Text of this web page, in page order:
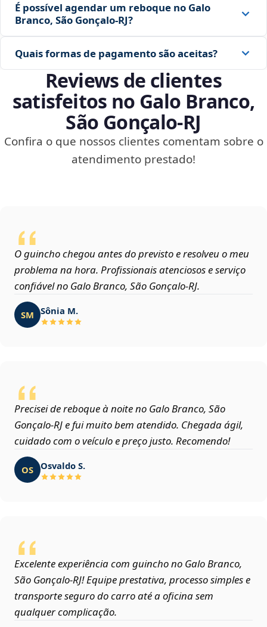
É possível agendar um reboque no Galo
Branco, São Gonçalo‑RJ?
Quais formas de pagamento são aceitas?
Reviews de clientes
satisfeitos no Galo Branco,
São Gonçalo‑RJ
Confira o que nossos clientes comentam sobre o
atendimento prestado!
O guincho chegou antes do previsto e resolveu o meu
problema na hora. Profissionais atenciosos e serviço
confiável no Galo Branco, São Gonçalo‑RJ.
SM Sônia M.
Precisei de reboque à noite no Galo Branco, São
Gonçalo‑RJ e fui muito bem atendido. Chegada ágil,
cuidado com o veículo e preço justo. Recomendo!
OS Osvaldo S.
Excelente experiência com guincho no Galo Branco,
São Gonçalo‑RJ! Equipe prestativa, processo simples e
transporte seguro do carro até a oficina sem
qualquer complicação.